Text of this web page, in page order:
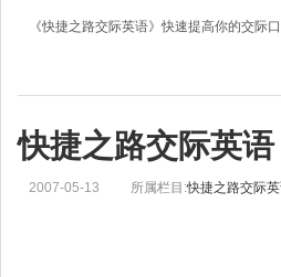
《快捷之路交际英语》快速提高你的交际
B. Hi, I&rsquo;m Kim. Nice to meet you.
I&rsquo;d lik
快捷之路交际英语
2007-05-13 所属栏目:快捷之路交际